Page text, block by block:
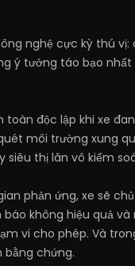
nghệ cực kỳ thú vị:
ý tưởng táo bạo
toàn độc lập khi xe
môi trường xung
thị lăn vô kiểm
phản ứng, xe sẽ
không hiệu quả
vi cho phép. Và
bằng chứng.